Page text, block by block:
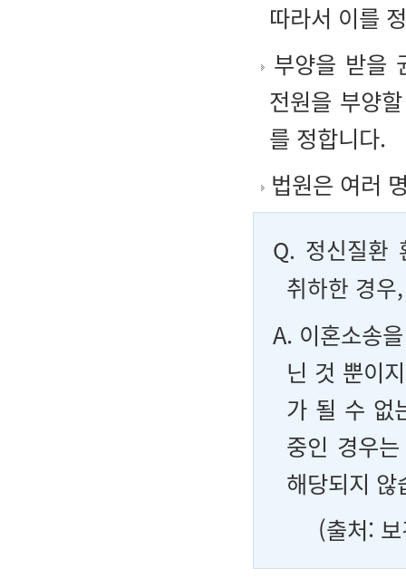
따라서 이를
부양을 받을
전원을 부양
를 정합니다.
법원은 여러
Q. 정신질환
취하한 경우
A. 이혼소송
닌 것 뿐이
가 될 수 없
중인 경우
해당되지 않
(출처: